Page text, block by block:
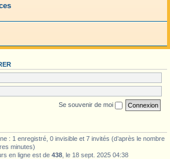
Se souvenir de moi
: 1 enregistré, 0 invisible et 7 invités (d’après le nombre
minutes)
en ligne est de 438 , le 18 sept. 2025 04:38